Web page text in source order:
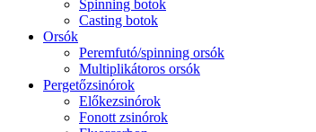
Spinning botok
Casting botok
Orsók
Peremfutó/spinning orsók
Multiplikátoros orsók
Pergetőzsinórok
Előkezsinórok
Fonott zsinórok